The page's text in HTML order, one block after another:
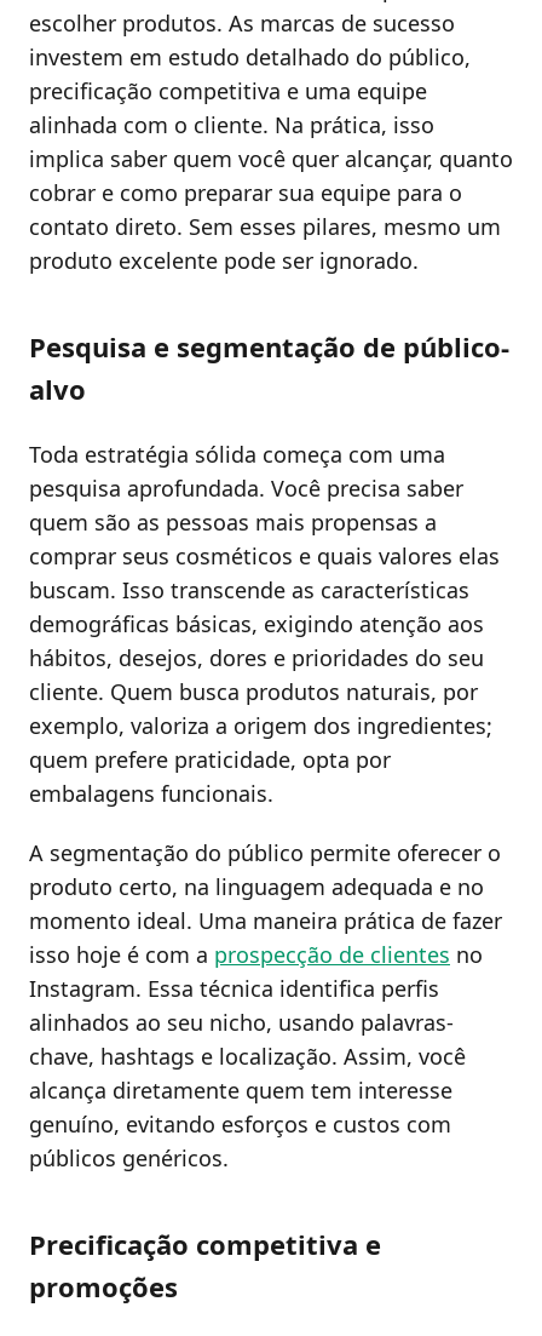
escolher produtos. As marcas de sucesso
investem em estudo detalhado do público,
precificação competitiva e uma equipe
alinhada com o cliente. Na prática, isso
implica saber quem você quer alcançar, quanto
cobrar e como preparar sua equipe para o
contato direto. Sem esses pilares, mesmo um
produto excelente pode ser ignorado.
Pesquisa e segmentação de público-
alvo
Toda estratégia sólida começa com uma
pesquisa aprofundada. Você precisa saber
quem são as pessoas mais propensas a
comprar seus cosméticos e quais valores elas
buscam. Isso transcende as características
demográficas básicas, exigindo atenção aos
hábitos, desejos, dores e prioridades do seu
cliente. Quem busca produtos naturais, por
exemplo, valoriza a origem dos ingredientes;
quem prefere praticidade, opta por
embalagens funcionais.
A segmentação do público permite oferecer o
produto certo, na linguagem adequada e no
momento ideal. Uma maneira prática de fazer
isso hoje é com a prospecção de clientes no
Instagram. Essa técnica identifica perfis
alinhados ao seu nicho, usando palavras-
chave, hashtags e localização. Assim, você
alcança diretamente quem tem interesse
genuíno, evitando esforços e custos com
públicos genéricos.
Precificação competitiva e
promoções